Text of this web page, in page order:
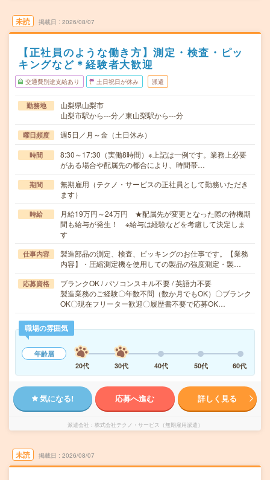
未読 掲載日 2026/08/07
【正社員のような働き方】測定・検査・ピッ
キングなど＊経験者大歓迎
交通費別途支給あり 土日祝日が休み 派遣
勤務地
山梨県山梨市
山梨市駅から---分／東山梨駅から---分
曜日頻度 週5日／月～金（土日休み）
時間
8:30～17:30（実働8時間）※上記は一例です。業務上必要
がある場合や配属先の都合により、時間帯…
期間
無期雇用（テクノ・サービスの正社員として勤務いただき
ます）
時給
月給19万円～24万円 ★配属先が変更となった際の待機期
間も給与が発生！ ※給与は経験などを考慮して決定しま
す
仕事内容
製造部品の測定、検査、ピッキングのお仕事です。【業務
内容】・圧縮測定機を使用しての製品の強度測定・製…
応募資格
ブランクOK / パソコンスキル不要 / 英語力不要
製造業務のご経験〇年数不問（数か月でもOK）〇ブランク
OK〇現在フリーター歓迎〇履歴書不要で応募OK…
職場の雰囲気
年齢層
20代
30代 40代 50代 60代
気になる! 応募へ進む 詳しく見る
派遣会社 株式会社テクノ・サービス（無期雇用派遣）
未読 掲載日 2026/08/07